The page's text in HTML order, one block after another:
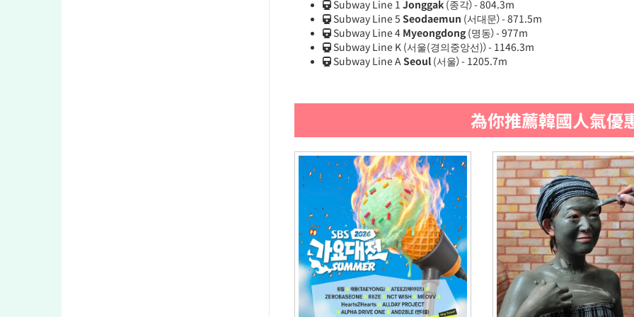
Subway Line 1 Jonggak(종각）- 804.3m
Subway Line 5 Seodaemun (서대문）- 871.5m
Subway Line 4 Myeongdong(명동）- 977m
Subway Line K (서울(경의중앙선)）- 1146.3m
Subway Line ASeoul(서울）- 1205.7m
為你推薦韓國人氣優